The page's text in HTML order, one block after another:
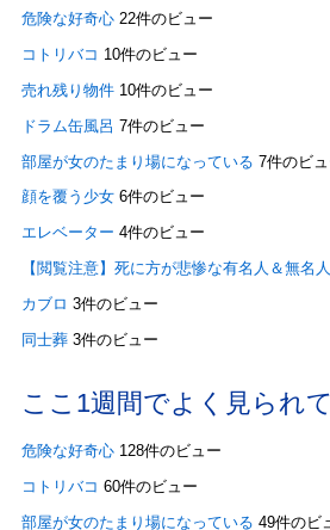
危険な好奇心 22件のビュー
コトリバコ 10件のビュー
売れ残り物件 10件のビュー
ドラム缶風呂 7件のビュー
部屋が女のたまり場になっている 7件のビ
顔を覆う少女 6件のビュー
エレベーター 4件のビュー
【閲覧注意】死に方が悲惨な有名人＆無名人
カブロ 3件のビュー
同士葬 3件のビュー
ここ1週間でよく見られ
危険な好奇心 128件のビュー
コトリバコ 60件のビュー
部屋が女のたまり場になっている 49件のビ